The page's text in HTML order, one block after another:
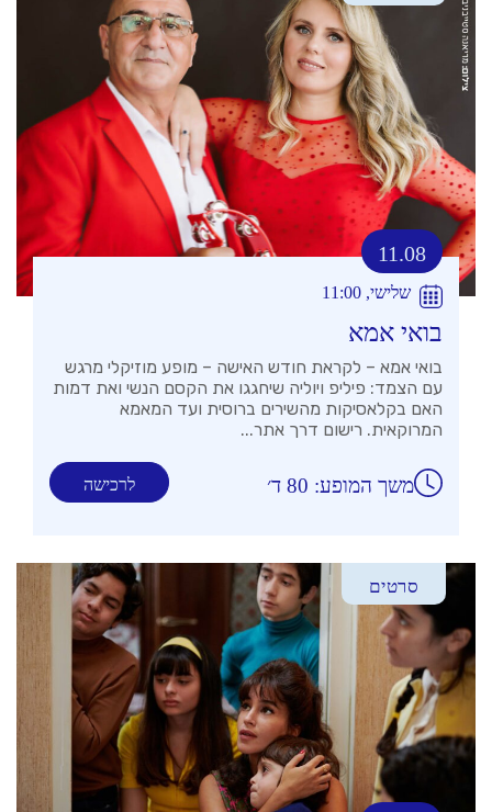
11.08
שלישי, 11:00
בואי אמא
בואי אמא – לקראת חודש האישה – מופע מוזיקלי מרגש
עם הצמד: פיליפ ויוליה שיחגגו את הקסם הנשי ואת דמות
האם בקלאסיקות מהשירים ברוסית ועד המאמא
המרוקאית. רישום דרך אתר...
לרכישה משך המופע: 80 ד׳
סרטים